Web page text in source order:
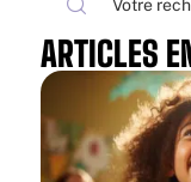
ARTICLES